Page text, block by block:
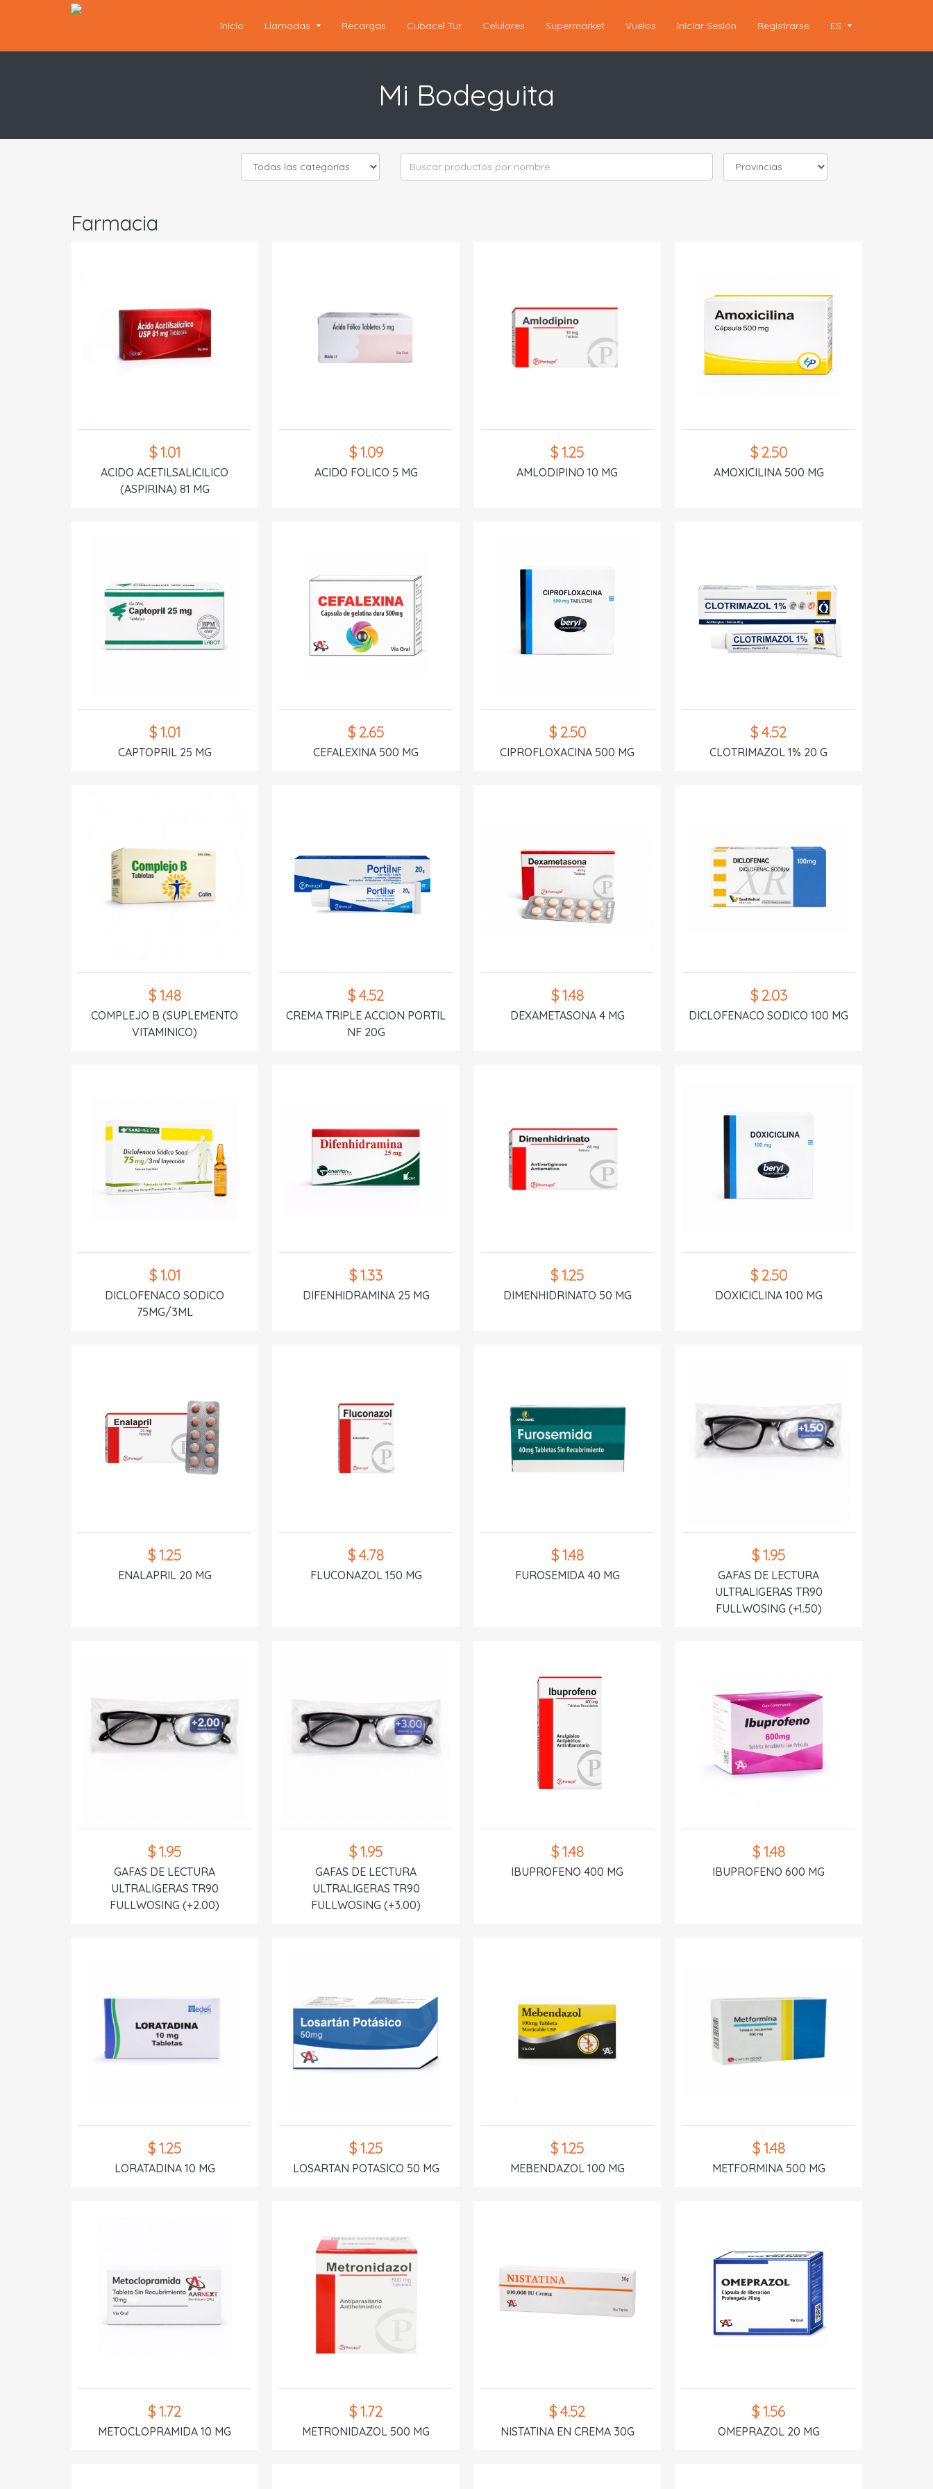
Inicio Llamadas Recargas Cubacel Tur Celulares Supermarket Vuelos Iniciar Sesión Registrarse ES
Mi Bodeguita
Farmacia
$ 1.01
ACIDO ACETILSALICILICO
(ASPIRINA) 81 MG
$ 1.09
ACIDO FOLICO 5 MG
$ 1.25
AMLODIPINO 10 MG
$ 2.50
AMOXICILINA 500 MG
$ 1.01
CAPTOPRIL 25 MG
$ 2.65
CEFALEXINA 500 MG
$ 2.50
CIPROFLOXACINA 500 MG
$ 4.52
CLOTRIMAZOL 1% 20 G
$ 1.48
COMPLEJO B (SUPLEMENTO
VITAMINICO)
$ 4.52
CREMA TRIPLE ACCION PORTIL
NF 20G
$ 1.48
DEXAMETASONA 4 MG
$ 2.03
DICLOFENACO SODICO 100 MG
$ 1.01
DICLOFENACO SODICO
75MG/3ML
$ 1.33
DIFENHIDRAMINA 25 MG
$ 1.25
DIMENHIDRINATO 50 MG
$ 2.50
DOXICICLINA 100 MG
$ 1.25
ENALAPRIL 20 MG
$ 4.78
FLUCONAZOL 150 MG
$ 1.48
FUROSEMIDA 40 MG
$ 1.95
GAFAS DE LECTURA
ULTRALIGERAS TR90
FULLWOSING (+1.50)
$ 1.95
GAFAS DE LECTURA
ULTRALIGERAS TR90
FULLWOSING (+2.00)
$ 1.95
GAFAS DE LECTURA
ULTRALIGERAS TR90
FULLWOSING (+3.00)
$ 1.48
IBUPROFENO 400 MG
$ 1.48
IBUPROFENO 600 MG
$ 1.25
LORATADINA 10 MG
$ 1.25
LOSARTAN POTASICO 50 MG
$ 1.25
MEBENDAZOL 100 MG
$ 1.48
METFORMINA 500 MG
$ 1.72
METOCLOPRAMIDA 10 MG
$ 1.72
METRONIDAZOL 500 MG
$ 4.52
NISTATINA EN CREMA 30G
$ 1.56
OMEPRAZOL 20 MG